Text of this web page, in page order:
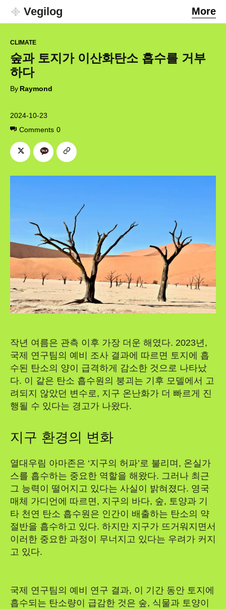
Vegilog More
2024-10-23
Comments 0
CLIMATE
숲과 토지가 이산화탄소 흡수를 거부
하다
By Raymond
작년 여름은 관측 이후 가장 더운 해였다. 2023년,
국제 연구팀의 예비 조사 결과에 따르면 토지에 흡
수된 탄소의 양이 급격하게 감소한 것으로 나타났
다. 이 같은 탄소 흡수원의 붕괴는 기후 모델에서 고
려되지 않았던 변수로, 지구 온난화가 더 빠르게 진
행될 수 있다는 경고가 나왔다.
지구 환경의 변화
열대우림 아마존은 ‘지구의 허파’로 불리며, 온실가
스를 흡수하는 중요한 역할을 해왔다. 그러나 최근
그 능력이 떨어지고 있다는 사실이 밝혀졌다. 영국
매체 가디언에 따르면, 지구의 바다, 숲, 토양과 기
타 천연 탄소 흡수원은 인간이 배출하는 탄소의 약
절반을 흡수하고 있다. 하지만 지구가 뜨거워지면서
이러한 중요한 과정이 무너지고 있다는 우려가 커지
고 있다.
국제 연구팀의 예비 연구 결과, 이 기간 동안 토지에
흡수되는 탄소량이 급감한 것은 숲, 식물과 토양이